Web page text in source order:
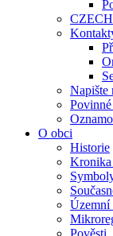
Napište
O obci
Historie
Kronika
Územní
Pověsti